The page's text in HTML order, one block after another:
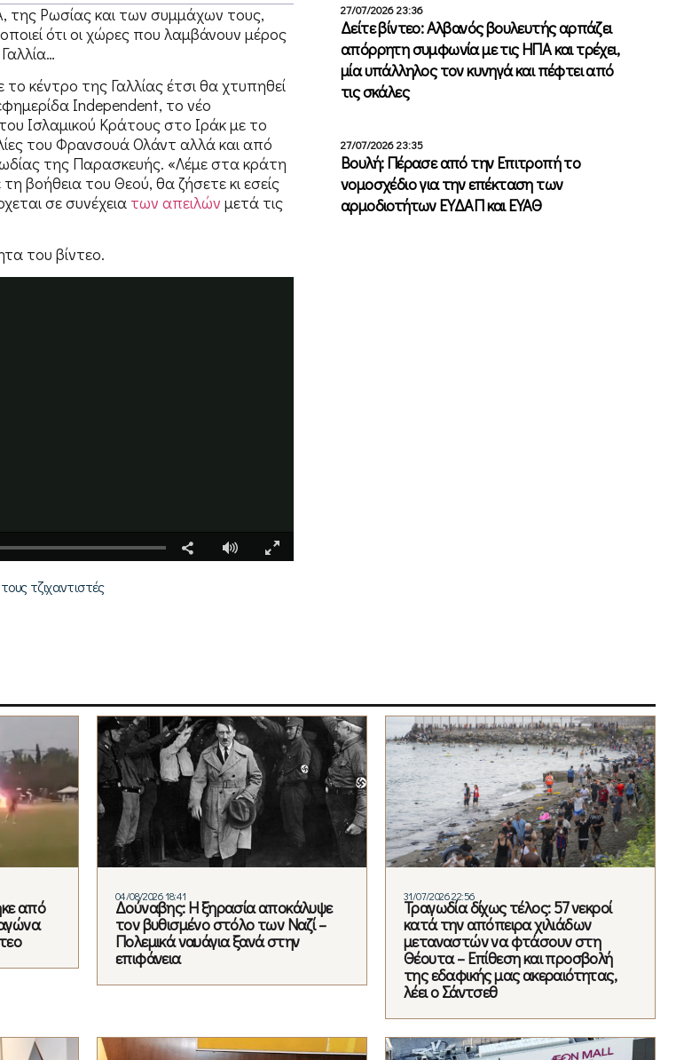
της Ρωσίας και των συμμάχων τους,
ότι οι χώρες που λαμβάνουν μέρος
κέντρο της Γαλλίας έτσι θα χτυπηθεί
Independent, το νέο
Ισλαμικού Κράτους στο Ιράκ με το
του Φρανσουά Ολάντ αλλά και από
της Παρασκευής. «Λέμε στα κράτη
βοήθεια του Θεού, θα ζήσετε κι εσείς
σε συνέχεια των απειλών μετά τις
του βίντεο.
τζιχαντιστές
27/07/2026 23:36
Δείτε βίντεο: Αλβανός βουλευτής αρπάζει
απόρρητη συμφωνία με τις ΗΠΑ και τρέχει,
μία υπάλληλος τον κυνηγά και πέφτει από
τις σκάλες
27/07/2026 23:35
Βουλή: Πέρασε από την Επιτροπή το
νομοσχέδιο για την επέκταση των
αρμοδιοτήτων ΕΥΔΑΠ και ΕΥΑΘ
από
04/08/2026 18:41
Δούναβης: Η ξηρασία αποκάλυψε
τον βυθισμένο στόλο των Ναζί –
Πολεμικά ναυάγια ξανά στην
επιφάνεια
31/07/2026 22:56
Τραγωδία δίχως τέλος: 57 νεκροί
κατά την απόπειρα χιλιάδων
μεταναστών να φτάσουν στη
Θέουτα – Επίθεση και προσβολή
της εδαφικής μας ακεραιότητας,
λέει ο Σάντσεθ